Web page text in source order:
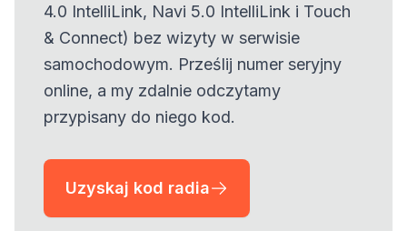
4.0 IntelliLink, Navi 5.0 IntelliLink i Touch
& Connect) bez wizyty w serwisie
samochodowym. Prześlij numer seryjny
online, a my zdalnie odczytamy
przypisany do niego kod.
Uzyskaj kod radia